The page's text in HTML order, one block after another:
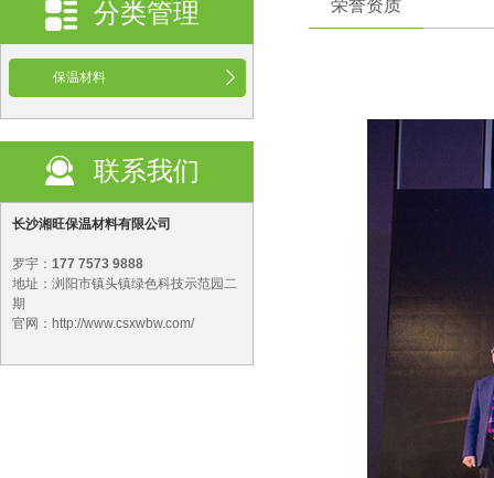
荣誉资质
分类管理
保温材料
联系我们
长沙湘旺保温材料有限公司
罗宇： 177 7573 9888
地址：浏阳市镇头镇绿色科技示范园二
期
官网：http://www.csxwbw.com/